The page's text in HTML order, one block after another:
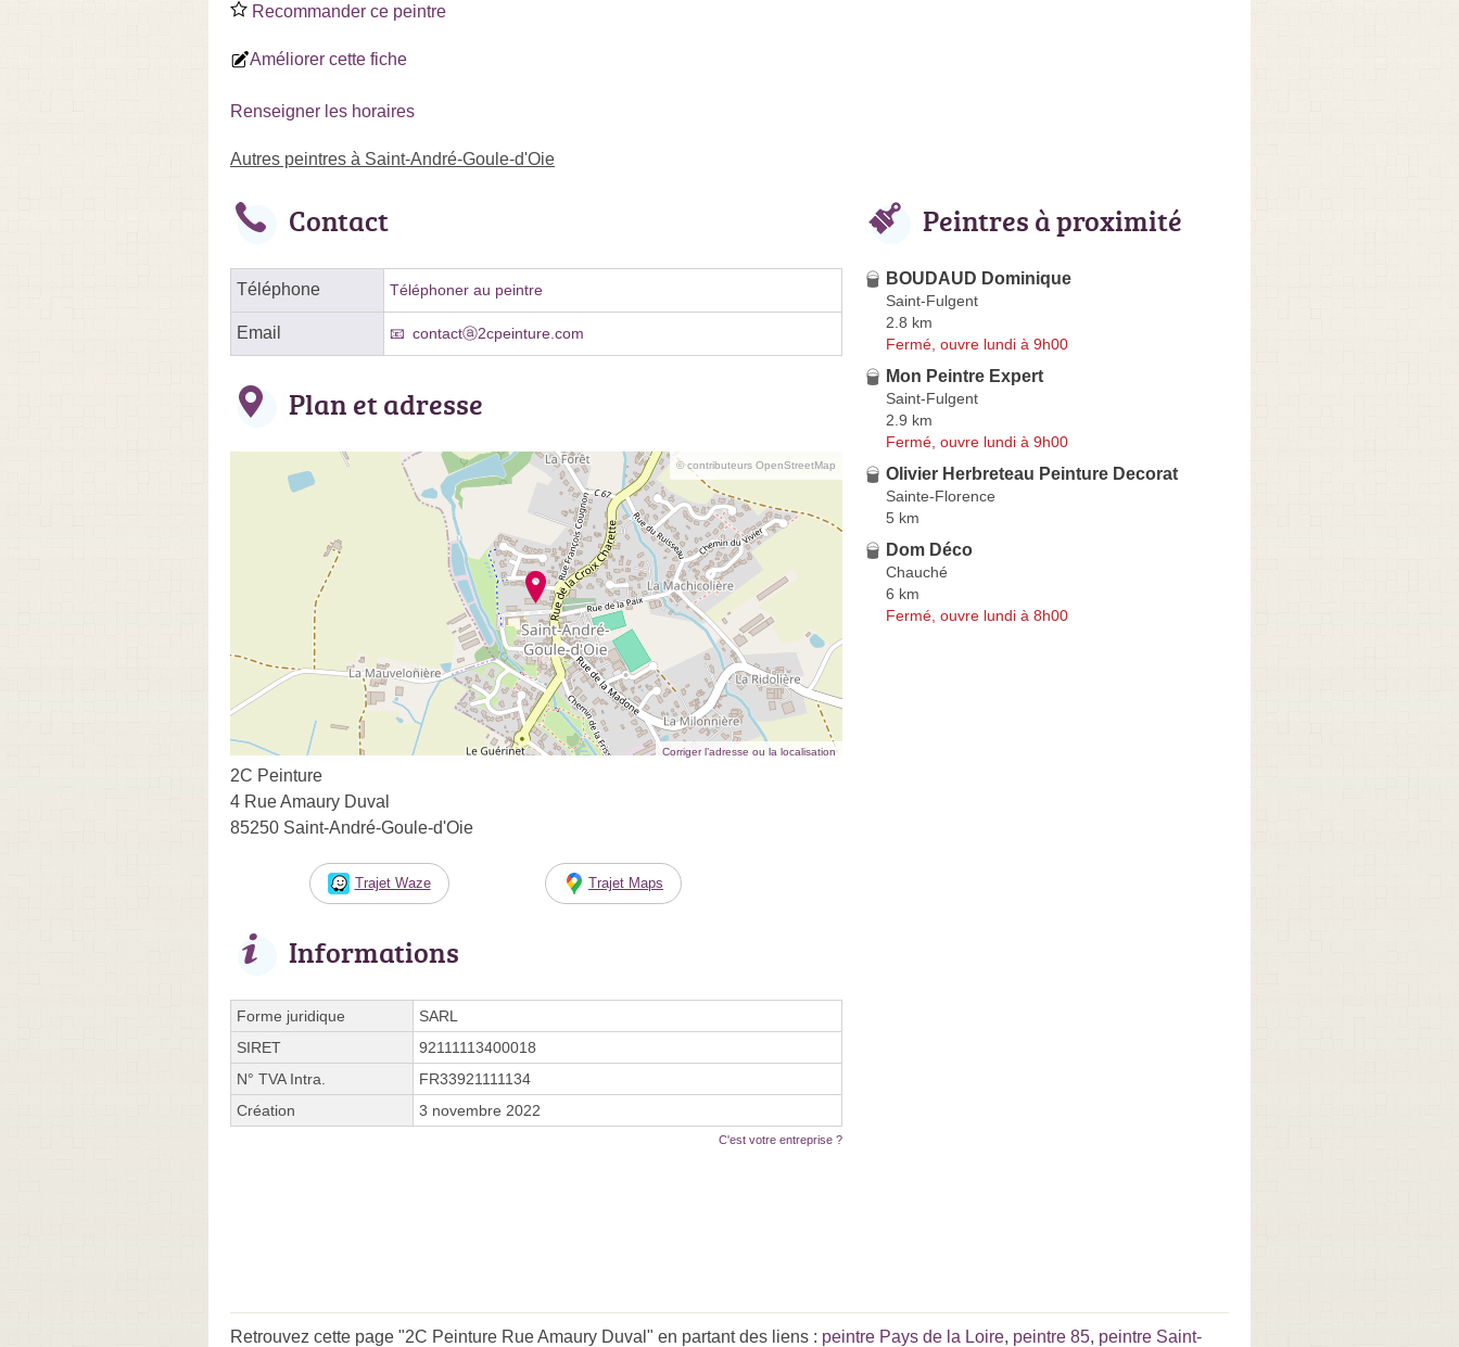
Recommander ce peintre
Améliorer cette fiche
Renseigner les horaires
Autres peintres à Saint-André-Goule-d'Oie
Contact
Téléphone Téléphoner au peintre
Email contactⓐ2cpeinture.com
Plan et adresse
© contributeurs OpenStreetMap
Corriger l’adresse ou la localisation
2C Peinture
4 Rue Amaury Duval
85250 Saint-André-Goule-d'Oie
Trajet Waze Trajet Maps
Informations
Forme juridique
SARL
SIRET
92111113400018
N° TVA Intra.
FR33921111134
Création
3 novembre 2022
C'est votre entreprise ?
Peintres à proximité
BOUDAUD Dominique
Saint-Fulgent
2.8 km
Fermé, ouvre lundi à 9h00
Mon Peintre Expert
Saint-Fulgent
2.9 km
Fermé, ouvre lundi à 9h00
Olivier Herbreteau Peinture Decorat
Sainte-Florence
5 km
Dom Déco
Chauché
6 km
Fermé, ouvre lundi à 8h00
Retrouvez cette page "2C Peinture Rue Amaury Duval" en partant des liens : peintre Pays de la Loire, peintre 85, peintre Saint-